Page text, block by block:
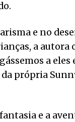
e no
a
a
própria
e a